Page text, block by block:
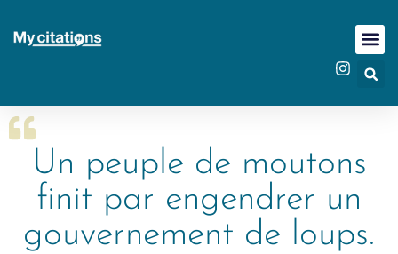
Un peuple de moutons
finit par engendrer un
gouvernement de loups.